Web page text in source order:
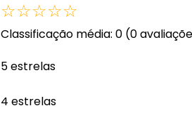
☆☆☆☆☆
Classificação média: 0 (0
5 estrelas
4 estrelas